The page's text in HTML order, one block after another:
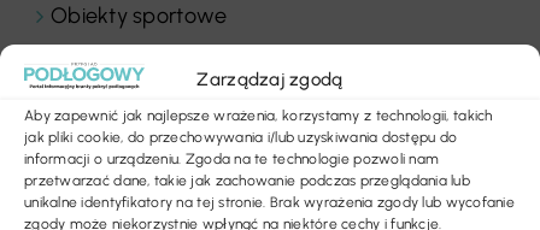
Zarządzaj zgodą
Aby zapewnić jak najlepsze wrażenia, korzystamy z technologii, takich
jak pliki cookie, do przechowywania i/lub uzyskiwania dostępu do
informacji o urządzeniu. Zgoda na te technologie pozwoli nam
przetwarzać dane, takie jak zachowanie podczas przeglądania lub
unikalne identyfikatory na tej stronie. Brak wyrażenia zgody lub wycofanie
zgody może niekorzystnie wpłynąć na niektóre cechy i funkcje.
Obiekty sportowe
Ogłoszenia
Panele drewniane
Parkiety